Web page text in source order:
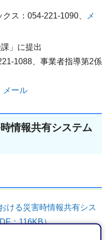
ス：054-221-1090、
メ
」に提出
1088、事業者指導第2係
メール
情報共有システム
ける災害時情報共有シス
：116KB）